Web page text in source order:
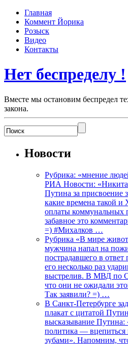
Главная
Коммент Йорика
Розыск
Видео
Контакты
Нет беспределу !
Вместе мы остановим беспредел
закона.
Новости
Рубрика: «мнение
РИА Новости: «Никита
Путина за присвоение
какие времена такой и
оплаты коммунальных
забавное это
=) #Михалков …
Рубрика «В мире
мужчина напал на
пострадавшего в
его несколько раз
выстрелив. В МВД по
что они не ожидали
Так заявили? =) …
В Санкт-Петербурге
плакат с цитатой
высказывание Путина:
политика — вцепиться
зубами». Напомним,